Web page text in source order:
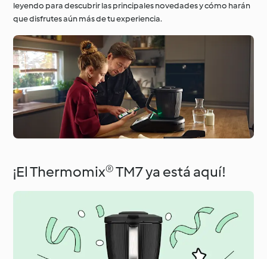
leyendo para descubrir las principales novedades y cómo harán
que disfrutes aún más de tu experiencia.
¡El Thermomix® TM7 ya está aquí!